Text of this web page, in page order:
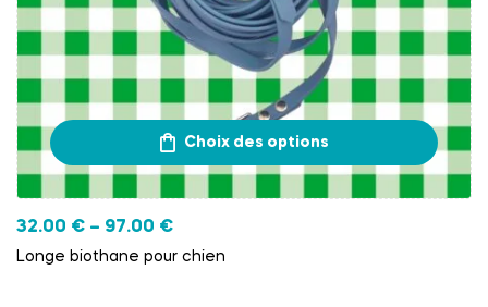
Choix des options
32.00 € – 97.00 €
Longe biothane pour chien